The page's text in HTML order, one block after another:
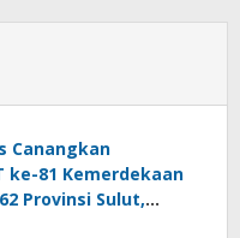
Canangkan
ke-81 Kemerdekaan
Provinsi Sulut,